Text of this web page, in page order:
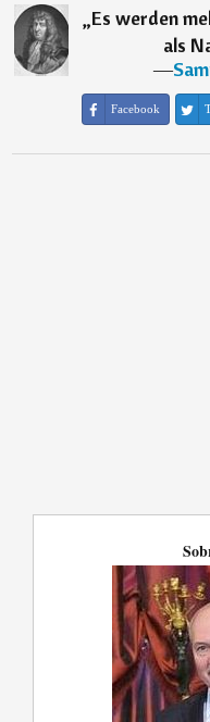
„Es werden
als
―
Facebook